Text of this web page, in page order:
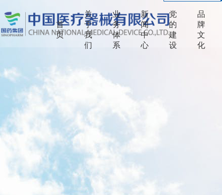
首
页
关
于
我
们
业
务
体
系
新
闻
中
心
党
的
建
设
品
牌
文
化